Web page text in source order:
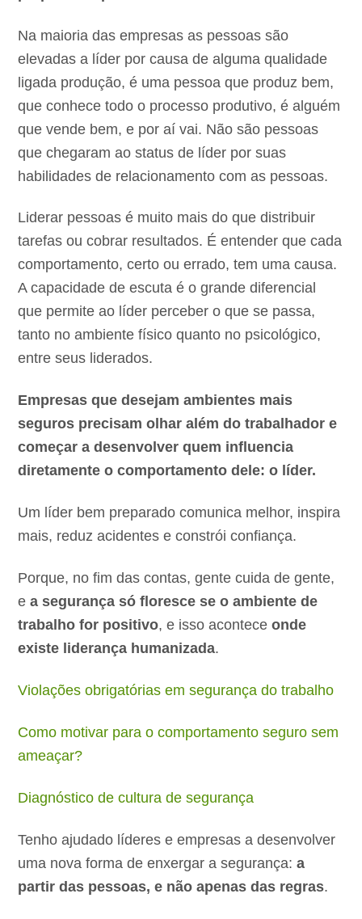
Na maioria das empresas as pessoas são
elevadas a líder por causa de alguma qualidade
ligada produção, é uma pessoa que produz bem,
que conhece todo o processo produtivo, é alguém
que vende bem, e por aí vai. Não são pessoas
que chegaram ao status de líder por suas
habilidades de relacionamento com as pessoas.
Liderar pessoas é muito mais do que distribuir
tarefas ou cobrar resultados. É entender que cada
comportamento, certo ou errado, tem uma causa.
A capacidade de escuta é o grande diferencial
que permite ao líder perceber o que se passa,
tanto no ambiente físico quanto no psicológico,
entre seus liderados.
Empresas que desejam ambientes mais
seguros precisam olhar além do trabalhador e
começar a desenvolver quem influencia
diretamente o comportamento dele: o líder.
Um líder bem preparado comunica melhor, inspira
mais, reduz acidentes e constrói confiança.
Porque, no fim das contas, gente cuida de gente,
ea segurança só floresce se o ambiente de
trabalho for positivo, e isso aconteceonde
existe liderança humanizada.
Violações obrigatórias em segurança do trabalho
Como motivar para o comportamento seguro sem
ameaçar?
Diagnóstico de cultura de segurança
Tenho ajudado líderes e empresas a desenvolver
uma nova forma de enxergar a segurança:a
partir das pessoas, e não apenas das regras.